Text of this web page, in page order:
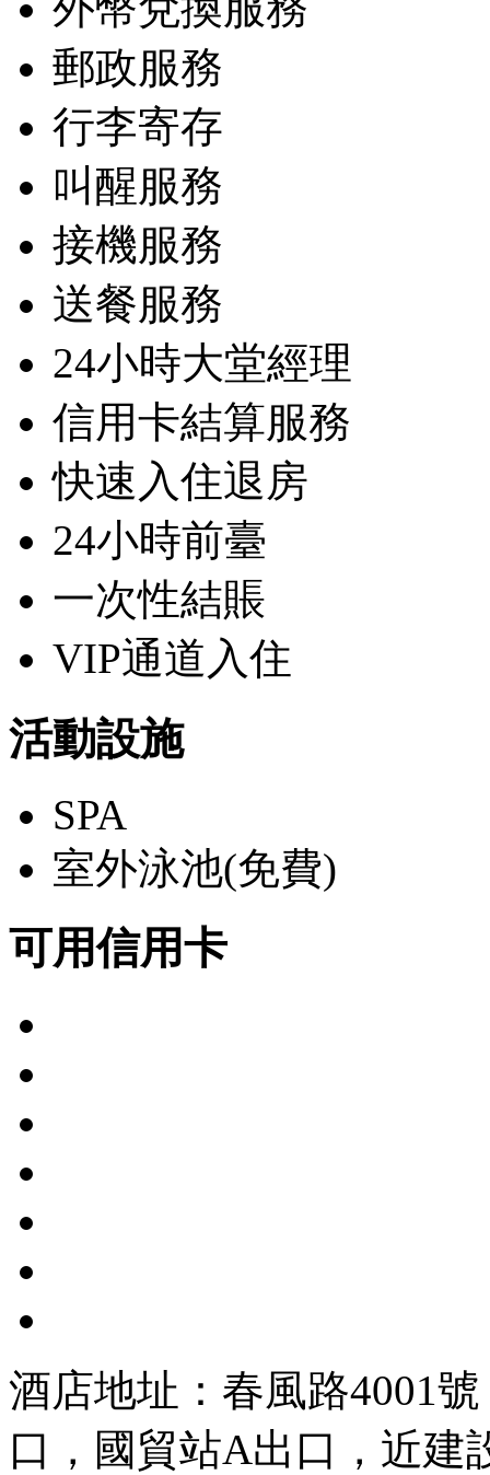
郵政服務
行李寄存
叫醒服務
接機服務
送餐服務
24小時大堂經理
信用卡結算服務
快速入住退房
24小時前臺
一次性結賬
VIP通道入住
活動設施
SPA
室外泳池(免費)
可用信用卡
酒店地址：春風路4001
口，國貿站A出口，近建